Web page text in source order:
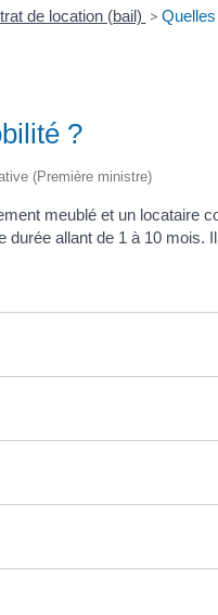
de location (bail) >
?
(Première ministre)
meublé et un locataire
allant de 1 à 10 mois.